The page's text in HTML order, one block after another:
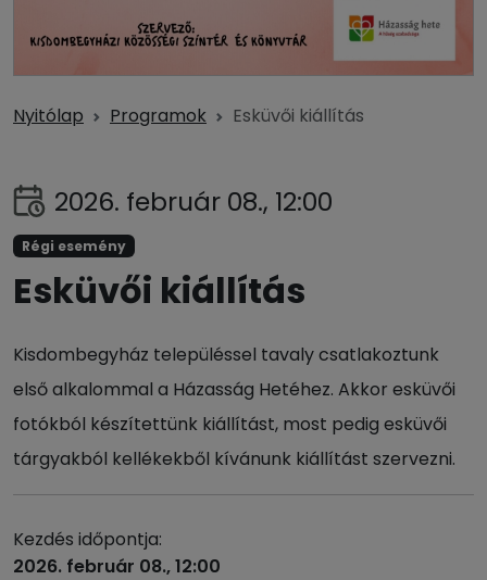
Nyitólap Programok Esküvői kiállítás
2026. február 08., 12:00
Régi esemény
Esküvői kiállítás
Kisdombegyház településsel tavaly csatlakoztunk
első alkalommal a Házasság Hetéhez. Akkor esküvői
fotókból készítettünk kiállítást, most pedig esküvői
tárgyakból kellékekből kívánunk kiállítást szervezni.
Kezdés időpontja:
2026. február 08., 12:00